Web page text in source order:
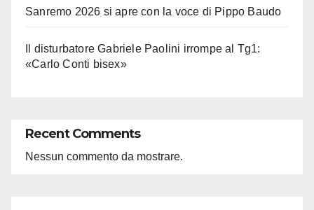
Sanremo 2026 si apre con la voce di Pippo Baudo
Il disturbatore Gabriele Paolini irrompe al Tg1:
«Carlo Conti bisex»
Recent Comments
Nessun commento da mostrare.